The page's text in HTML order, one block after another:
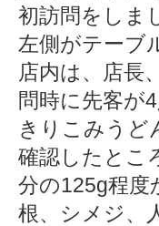
初訪問をしま
左側がテーブ
店内は、店長
問時に先客が
きりこみうど
確認したとこ
分の125g程度
根、シメジ、